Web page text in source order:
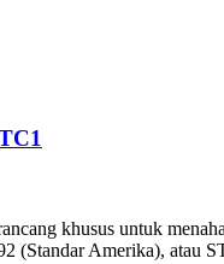
khusus untuk
(Standar Amerika), atau